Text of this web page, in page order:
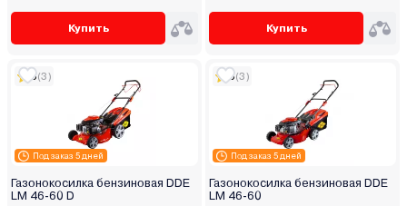
Купить Купить
Под заказ 5 дней
5(3)
Газонокосилка бензиновая DDE
LM 46-60 D
Под заказ 5 дней
5(3)
Газонокосилка бензиновая DDE
LM 46-60